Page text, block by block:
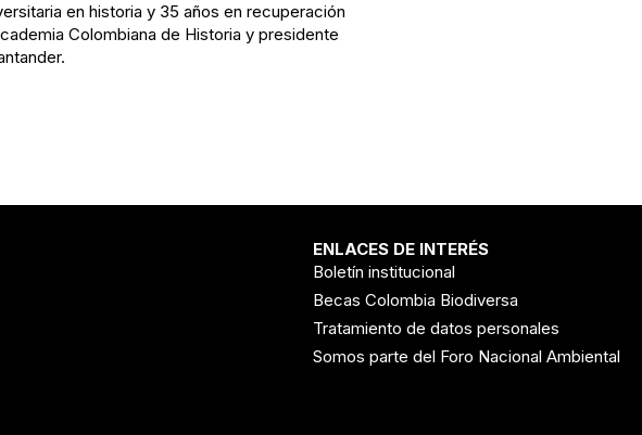
en historia y 35 años en recuperación
Colombiana de Historia y presidente
ENLACES DE INTERÉS
Boletín institucional
Becas Colombia Biodiversa
Tratamiento de datos personales
Somos parte del Foro Nacional Ambiental